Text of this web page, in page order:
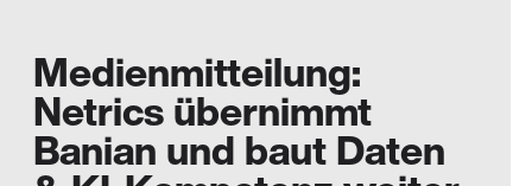
Medienmitteilung:
Netrics übernimmt
Banian und baut Daten